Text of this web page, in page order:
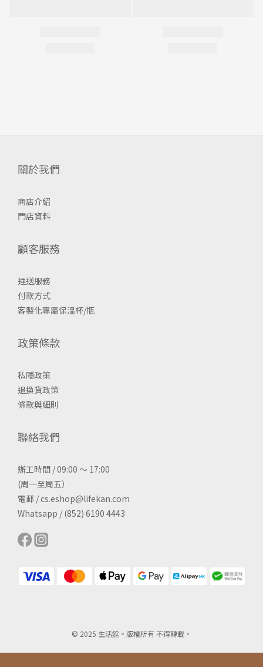
關於我們
商店介紹
門店資料
顧客服務
運送服務
付款方式
客製化專屬保溫杯/瓶
政策條款
私隱政策
退換貨政策
條款與細則
聯絡我們
辦工時間 / 09:00 ～ 17:00
(周一至周五）
電郵 / cs.eshop@lifekan.com
Whatsapp / (852) 6190 4443
© 2025 生活館。版權所有 不得轉載。